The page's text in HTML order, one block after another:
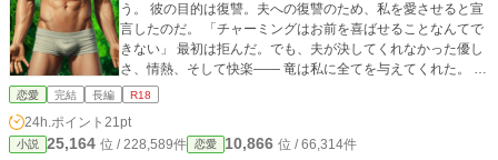
う。 彼の目的は復讐。夫への復讐のため、私を愛させると宣
言したのだ。 「チャーミングはお前を喜ばせることなんてで
きない」 最初は拒んだ。でも、夫が決してくれなかった優し
さ、情熱、そして快楽—— 竜は私に全てを与えてくれた。 こ
れは誘拐? それとも救出? 囚われの身のはずなのに、なぜ私の
も、竜と共に新しい人生を選ぶべきか。 禁断の愛が、私の運
命を変える。 竜の復讐が愛に変わる、切なく激しいファンタ
恋愛 完結 長編 R18
24h.ポイント 21pt
小説 25,164 位 / 228,589件 恋愛 10,866 位 / 66,314件